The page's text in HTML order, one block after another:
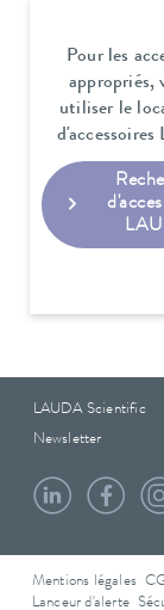
Pour les
appropriés,
utiliser le
LAUDA Scientific
Newsletter
Mentions légales
Lanceur d'alerte